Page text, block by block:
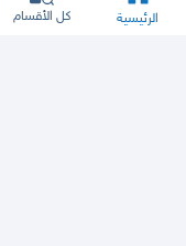
الرئيسية كل الأقسام